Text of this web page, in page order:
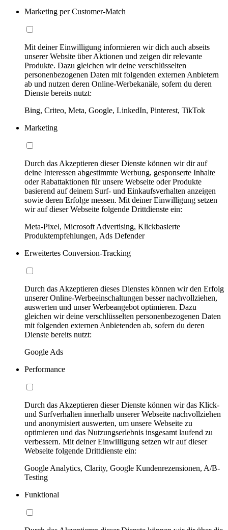
Marketing per Customer-Match
Mit deiner Einwilligung informieren wir dich auch abseits
unserer Website über Aktionen und zeigen dir relevante
Produkte. Dazu gleichen wir deine verschlüsselten
personenbezogenen Daten mit folgenden externen Anbietern
ab und nutzen deren Online-Werbekanäle, sofern du deren
Dienste bereits nutzt:
Bing, Criteo, Meta, Google, LinkedIn, Pinterest, TikTok
Marketing
Durch das Akzeptieren dieser Dienste können wir dir auf
deine Interessen abgestimmte Werbung, gesponserte Inhalte
oder Rabattaktionen für unsere Webseite oder Produkte
basierend auf deinem Surf- und Einkaufsverhalten anzeigen
sowie deren Erfolge messen. Mit deiner Einwilligung setzen
wir auf dieser Webseite folgende Drittdienste ein:
Meta-Pixel, Microsoft Advertising, Klickbasierte
Produktempfehlungen, Ads Defender
Erweitertes Conversion-Tracking
Durch das Akzeptieren dieses Dienstes können wir den Erfolg
unserer Online-Werbeeinschaltungen besser nachvollziehen,
auswerten und unser Werbeangebot optimieren. Dazu
gleichen wir deine verschlüsselten personenbezogenen Daten
mit folgenden externen Anbietenden ab, sofern du deren
Dienste bereits nutzt:
Google Ads
Performance
Durch das Akzeptieren dieser Dienste können wir das Klick-
und Surfverhalten innerhalb unserer Webseite nachvollziehen
und anonymisiert auswerten, um unsere Webseite zu
optimieren und das Nutzungserlebnis insgesamt laufend zu
verbessern. Mit deiner Einwilligung setzen wir auf dieser
Webseite folgende Drittdienste ein:
Google Analytics, Clarity, Google Kundenrezensionen, A/B-
Testing
Funktional